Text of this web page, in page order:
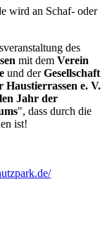
wird an Schaf- oder
des
mit dem Verein
und derGesellschaft
e. V.
Jahr der
", dass durch die
ist!